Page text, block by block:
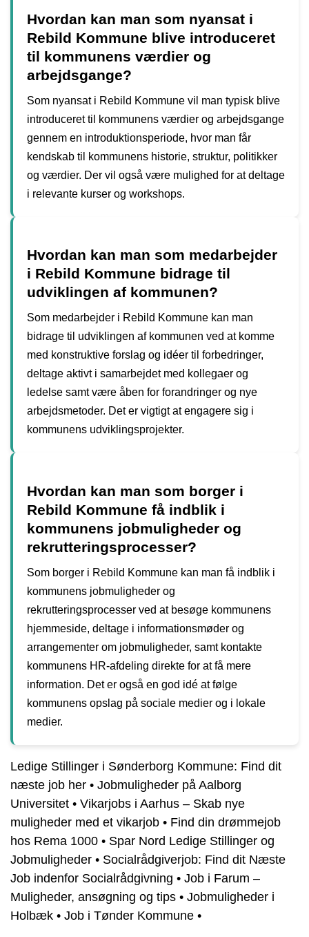
Hvordan kan man som nyansat i
Rebild Kommune blive introduceret
til kommunens værdier og
arbejdsgange?
Som nyansat i Rebild Kommune vil man typisk blive
introduceret til kommunens værdier og arbejdsgange
gennem en introduktionsperiode, hvor man får
kendskab til kommunens historie, struktur, politikker
og værdier. Der vil også være mulighed for at deltage
i relevante kurser og workshops.
Hvordan kan man som medarbejder
i Rebild Kommune bidrage til
udviklingen af kommunen?
Som medarbejder i Rebild Kommune kan man
bidrage til udviklingen af kommunen ved at komme
med konstruktive forslag og idéer til forbedringer,
deltage aktivt i samarbejdet med kollegaer og
ledelse samt være åben for forandringer og nye
arbejdsmetoder. Det er vigtigt at engagere sig i
kommunens udviklingsprojekter.
Hvordan kan man som borger i
Rebild Kommune få indblik i
kommunens jobmuligheder og
rekrutteringsprocesser?
Som borger i Rebild Kommune kan man få indblik i
kommunens jobmuligheder og
rekrutteringsprocesser ved at besøge kommunens
hjemmeside, deltage i informationsmøder og
arrangementer om jobmuligheder, samt kontakte
kommunens HR-afdeling direkte for at få mere
information. Det er også en god idé at følge
kommunens opslag på sociale medier og i lokale
medier.
Ledige Stillinger i Sønderborg Kommune: Find dit
næste job her • Jobmuligheder på Aalborg
Universitet • Vikarjobs i Aarhus – Skab nye
muligheder med et vikarjob • Find din drømmejob
hos Rema 1000 • Spar Nord Ledige Stillinger og
Jobmuligheder • Socialrådgiverjob: Find dit Næste
Job indenfor Socialrådgivning • Job i Farum –
Muligheder, ansøgning og tips • Jobmuligheder i
Holbæk • Job i Tønder Kommune •